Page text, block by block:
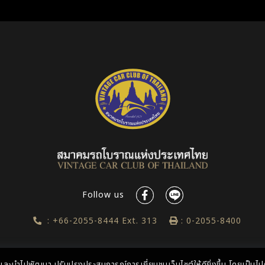
Follow us
: +66-2055-8444 Ext. 313 : 0-2055-8400